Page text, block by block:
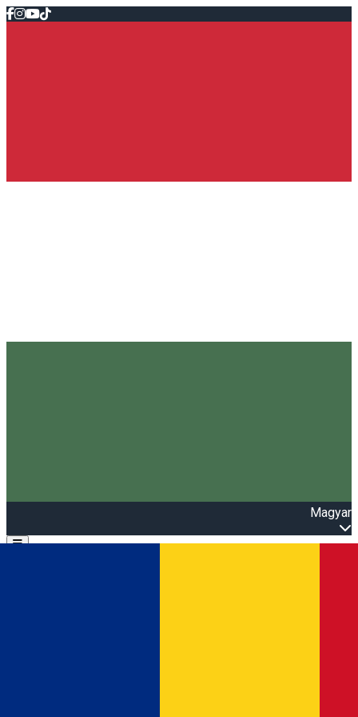
Magyar
Open main menu